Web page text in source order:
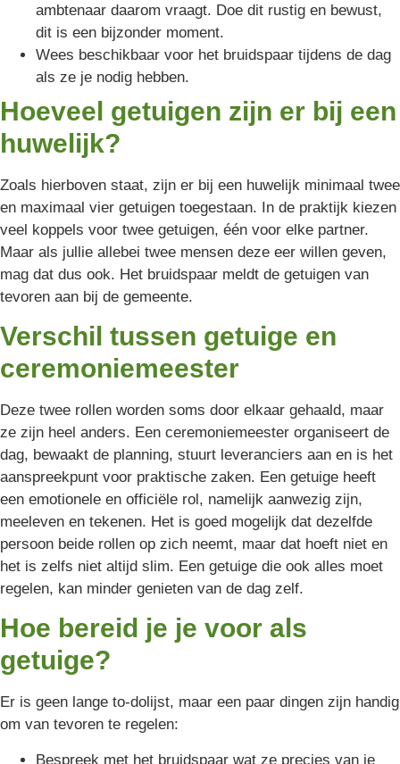
ambtenaar daarom vraagt. Doe dit rustig en bewust,
dit is een bijzonder moment.
Wees beschikbaar voor het bruidspaar tijdens de dag
als ze je nodig hebben.
Hoeveel getuigen zijn er bij een
huwelijk?
Zoals hierboven staat, zijn er bij een huwelijk minimaal twee
en maximaal vier getuigen toegestaan. In de praktijk kiezen
veel koppels voor twee getuigen, één voor elke partner.
Maar als jullie allebei twee mensen deze eer willen geven,
mag dat dus ook. Het bruidspaar meldt de getuigen van
tevoren aan bij de gemeente.
Verschil tussen getuige en
ceremoniemeester
Deze twee rollen worden soms door elkaar gehaald, maar
ze zijn heel anders. Een ceremoniemeester organiseert de
dag, bewaakt de planning, stuurt leveranciers aan en is het
aanspreekpunt voor praktische zaken. Een getuige heeft
een emotionele en officiële rol, namelijk aanwezig zijn,
meeleven en tekenen. Het is goed mogelijk dat dezelfde
persoon beide rollen op zich neemt, maar dat hoeft niet en
het is zelfs niet altijd slim. Een getuige die ook alles moet
regelen, kan minder genieten van de dag zelf.
Hoe bereid je je voor als
getuige?
Er is geen lange to-dolijst, maar een paar dingen zijn handig
om van tevoren te regelen:
Bespreek met het bruidspaar wat ze precies van je